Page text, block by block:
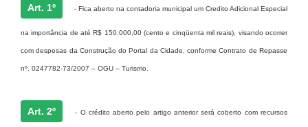
Transparência
Cadastro usuários de transporte para Trabalho
Arquivos para Download
Art. 1º - Fica aberto na contadoria municipal um Credito Adicional Especial
na importância de até R$ 150.000,00 (cento e cinqüenta mil reais), visando ocorrer
com despesas da Construção do Portal da Cidade, conforme Contrato de Repasse
nº. 0247782-73/2007 – OGU – Turismo.
Art. 2º - O crédito aberto pelo artigo anterior será coberto com recursos